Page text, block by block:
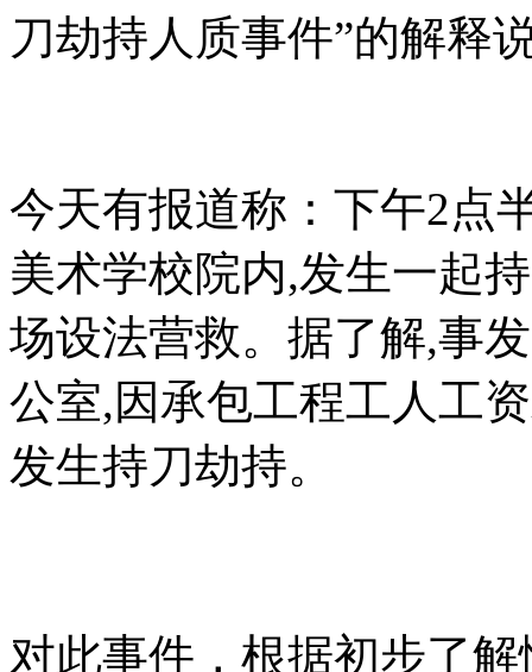
刀劫持人质事件”的解释
今天有报道称：下午2点
美术学校院内,发生一起
场设法营救。据了解,事
公室,因承包工程工人工
发生持刀劫持。
对此事件，根据初步了